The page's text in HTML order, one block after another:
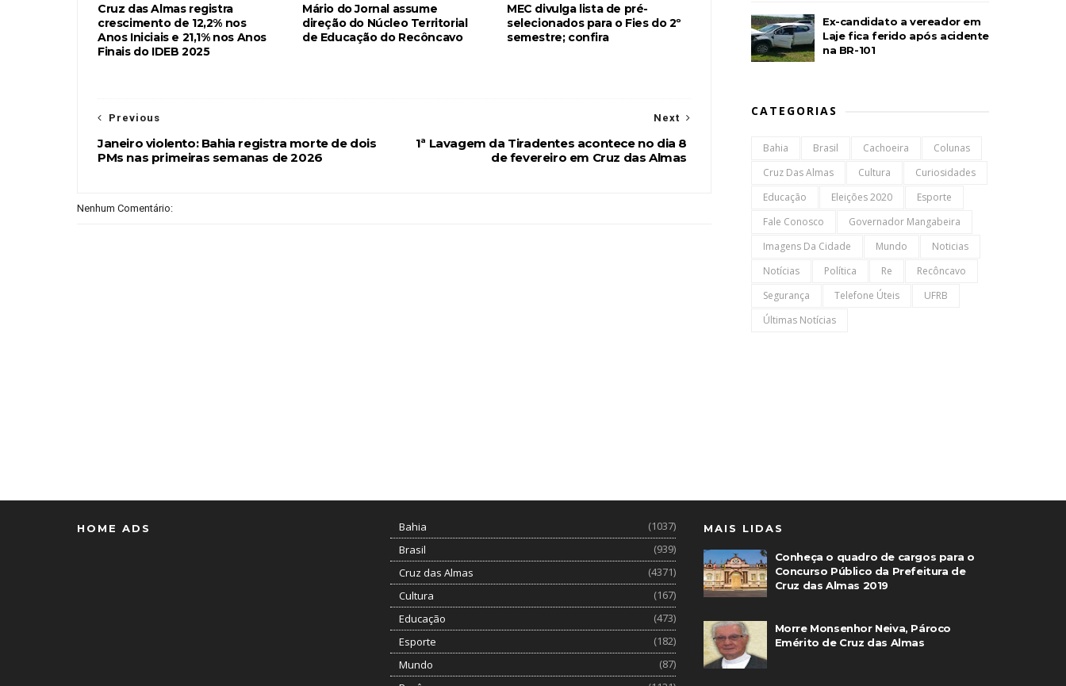
Cruz das Almas registra
crescimento de 12,2% nos
Anos Iniciais e 21,1% nos Anos
Finais do IDEB 2025
Mário do Jornal assume
direção do Núcleo Territorial
de Educação do Recôncavo
MEC divulga lista de pré-
selecionados para o Fies do 2º
semestre; confira
Next
1ª Lavagem da Tiradentes acontece no dia 8
de fevereiro em Cruz das Almas
Previous
Janeiro violento: Bahia registra morte de dois
PMs nas primeiras semanas de 2026
Nenhum Comentário:
Ex-candidato a vereador em
Laje fica ferido após acidente
na BR-101
CATEGORIAS
Bahia Brasil Cachoeira
Colunas
Cruz Das Almas
Cultura
Curiosidades
Educação
Eleições 2020
Esporte
Fale Conosco
Governador Mangabeira
Imagens Da Cidade
Mundo
Noticias
Notícias
Política Re
Recôncavo
Segurança
Telefone Úteis
UFRB
Últimas Notícias
HOME ADS Bahia
(1037)
Brasil
(939)
Cruz das Almas
(4371)
Cultura
(167)
Educação
(473)
Esporte
(182)
Mundo
(87)
MAIS LIDAS
Conheça o quadro de cargos para o
Concurso Público da Prefeitura de
Cruz das Almas 2019
Morre Monsenhor Neiva, Pároco
Emérito de Cruz das Almas